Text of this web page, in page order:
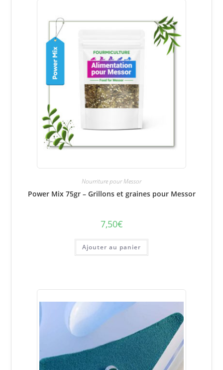
Nourriture pour Messor
Power Mix 75gr – Grillons et graines pour Messor
7,50€
Ajouter au panier